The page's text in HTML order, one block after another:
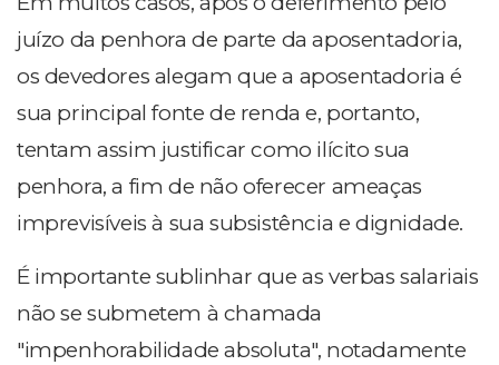
juízo da penhora de parte da aposentadoria,
os devedores alegam que a aposentadoria é
sua principal fonte de renda e, portanto,
tentam assim justificar como ilícito sua
penhora, a fim de não oferecer ameaças
imprevisíveis à sua subsistência e dignidade.
É importante sublinhar que as verbas salariais
não se submetem à chamada
"impenhorabilidade absoluta", notadamente